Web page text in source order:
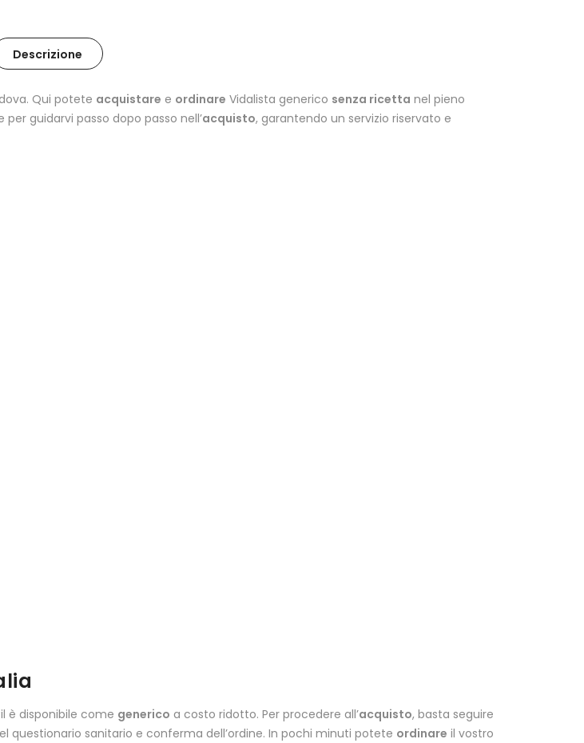
Descrizione
Qui potete acquistare e ordinare Vidalista generico senza ricetta nel pieno
guidarvi passo dopo passo nell’acquisto, garantendo un servizio riservato e
è disponibile come generico a costo ridotto. Per procedere all’acquisto, basta seguire
questionario sanitario e conferma dell’ordine. In pochi minuti potete ordinare il vostro